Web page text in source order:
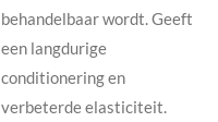
behandelbaar wordt. Geeft
een langdurige
conditionering en
verbeterde elasticiteit.